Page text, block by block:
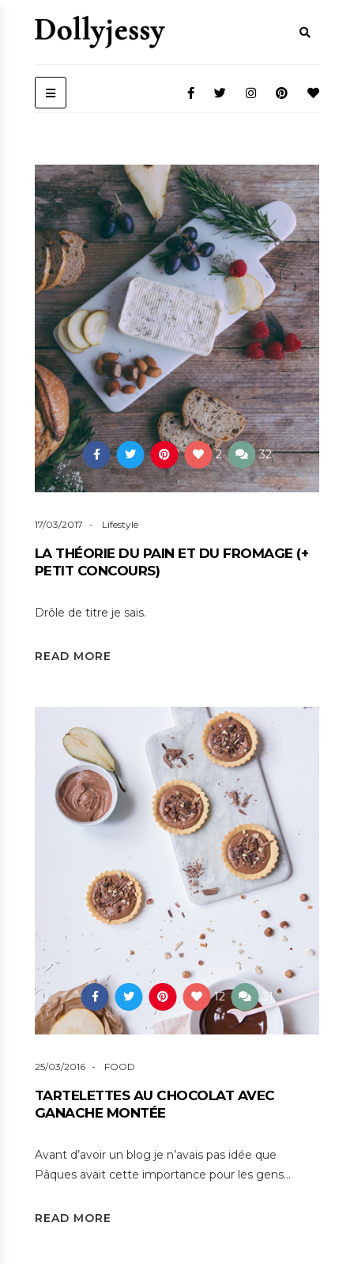
2 32
17/03/2017 Lifestyle
LA THÉORIE DU PAIN ET DU FROMAGE (+
PETIT CONCOURS)
Drôle de titre je sais.
READ MORE
12 31
25/03/2016 FOOD
TARTELETTES AU CHOCOLAT AVEC
GANACHE MONTÉE
Avant d’avoir un blog je n’avais pas idée que
Pâques avait cette importance pour les gens…
READ MORE